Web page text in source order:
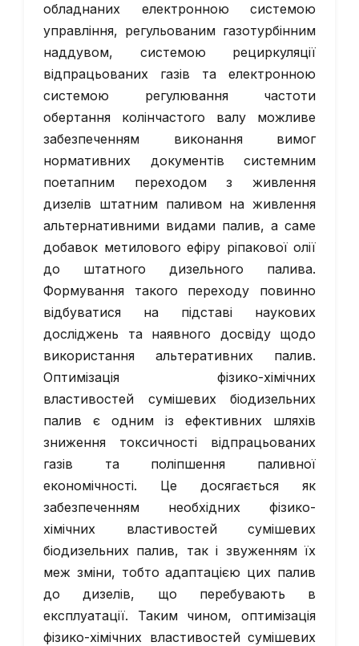
обладнаних електронною системою
управління, регульованим газотурбінним
наддувом, системою рециркуляції
відпрацьованих газів та електронною
системою регулювання частоти
обертання колінчастого валу можливе
забезпеченням виконання вимог
нормативних документів системним
поетапним переходом з живлення
дизелів штатним паливом на живлення
альтернативними видами палив, а саме
добавок метилового ефіру ріпакової олії
до штатного дизельного палива.
Формування такого переходу повинно
відбуватися на підставі наукових
досліджень та наявного досвіду щодо
використання альтеративних палив.
Оптимізація фізико-хімічних
властивостей сумішевих біодизельних
палив є одним із ефективних шляхів
зниження токсичності відпрацьованих
газів та поліпшення паливної
економічності. Це досягається як
забезпеченням необхідних фізико-
хімічних властивостей сумішевих
біодизельних палив, так і звуженням їх
меж зміни, тобто адаптацією цих палив
до дизелів, що перебувають в
експлуатації. Таким чином, оптимізація
фізико-хімічних властивостей сумішевих